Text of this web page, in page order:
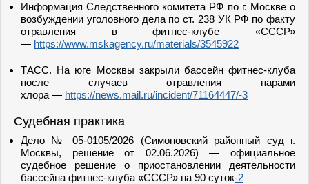
Информация Следственного комитета РФ по г. Москве о
возбуждении уголовного дела по ст. 238 УК РФ по факту
отравления в фитнес-клубе «СССР»
— https://www.mskagency.ru/materials/3545922
ТАСС. На юге Москвы закрыли бассейн фитнес-клуба
после случаев отравления парами
хлора — https://news.mail.ru/incident/71164447/-3
Судебная практика
Дело № 05-0105/2026 (Симоновский районный суд г.
Москвы, решение от 02.06.2026) — официальное
судебное решение о приостановлении деятельности
бассейна фитнес-клуба «СССР» на 90 суток-2